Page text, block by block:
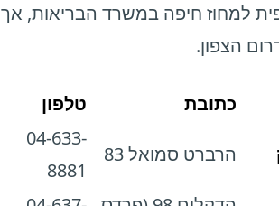
למחוז חיפה במשרד הבריאות, אך
הצפון.
כתובת טלפון
הרברט סמואל 83
04-633-
8881